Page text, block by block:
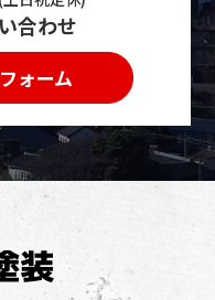
合わせ
ォーム